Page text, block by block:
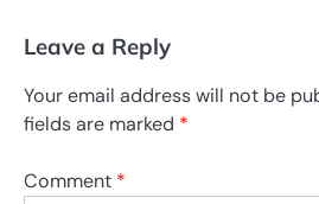
Leave a Reply
Your email address will not be
fields are marked *
Comment *